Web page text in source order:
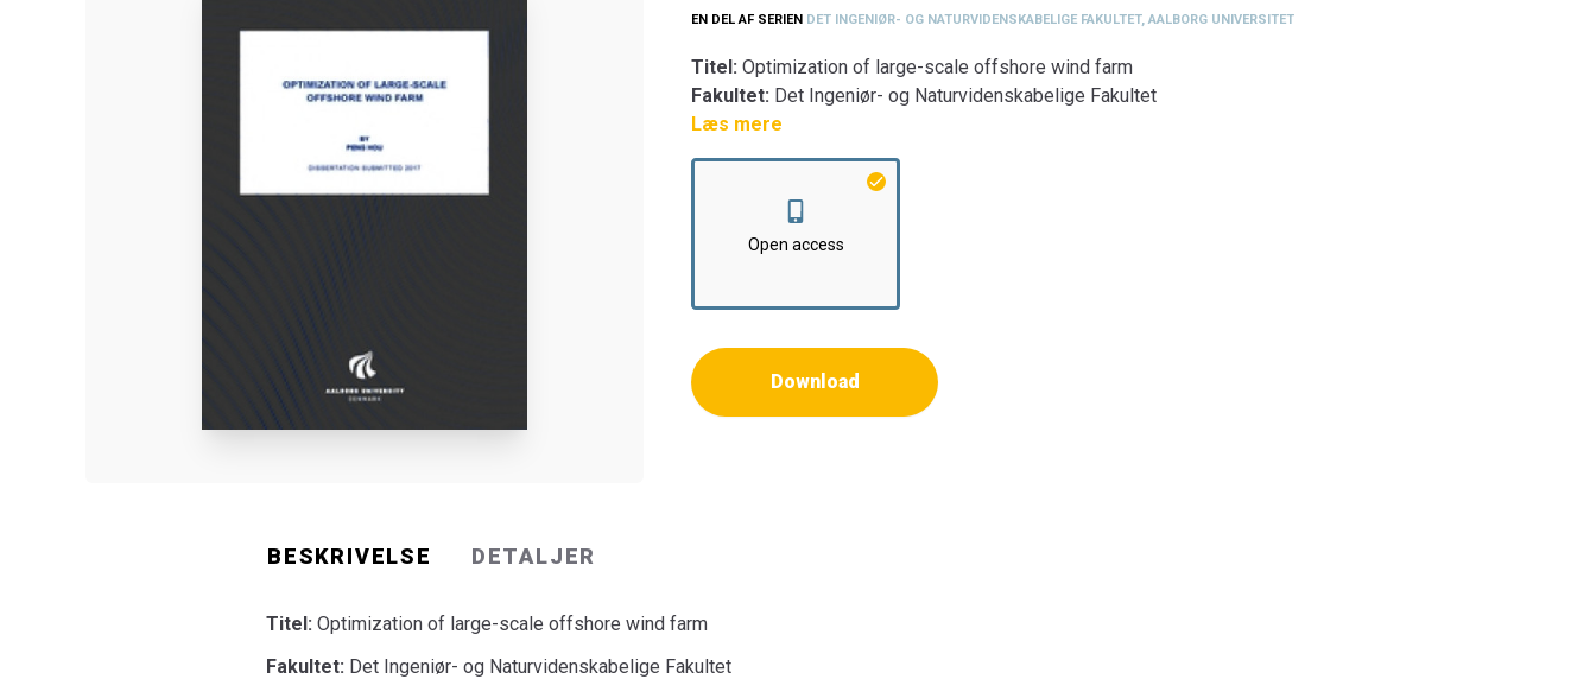
EN DEL AF SERIEN DET INGENIØR- OG NATURVIDENSKABELIGE FAKULTET, AALBORG UNIVERSITET
Titel:Optimization of large-scale offshore wind farm
Fakultet: Det Ingeniør- og Naturvidenskabelige Fakultet
Institut:AAU Energi
Læs mere
Open access
Download
BESKRIVELSE DETALJER
Titel: Optimization of large-scale offshore wind farm
Fakultet: Det Ingeniør- og Naturvidenskabelige Fakultet